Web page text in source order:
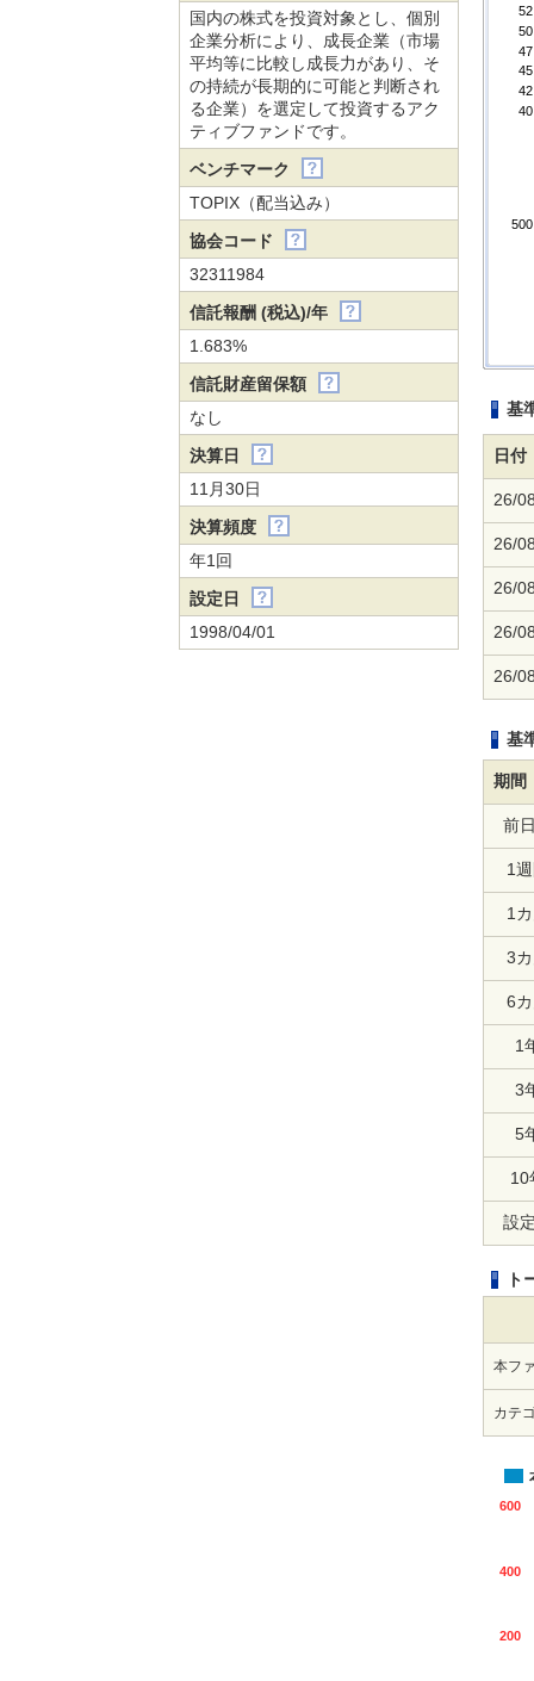
国内の株式を投資対象とし、個別
企業分析により、成長企業（市場
平均等に比較し成長力があり、そ
の持続が長期的に可能と判断され
る企業）を選定して投資するアク
ティブファンドです。
ベンチマーク
TOPIX（配当込み）
協会コード
32311984
信託報酬 (税込)/年
1.683%
信託財産留保額
なし
決算日
11月30日
決算頻度
年1回
設定日
1998/04/01
基
日付
26/
26/
26/
26/
26/
基
期間
前
1
1
3
6
1
3
5
10
設
ト
本フ
カテ
200
400
600